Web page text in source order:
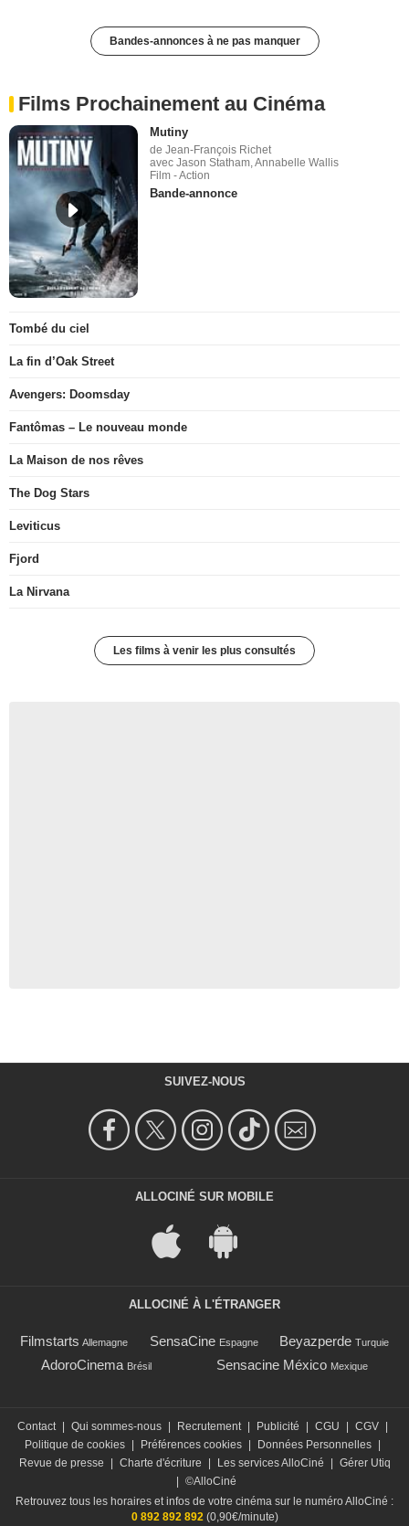
Bandes-annonces à ne pas manquer
Films Prochainement au Cinéma
Mutiny
de Jean-François Richet
avec Jason Statham, Annabelle Wallis
Film - Action
Bande-annonce
Tombé du ciel
La fin d’Oak Street
Avengers: Doomsday
Fantômas – Le nouveau monde
La Maison de nos rêves
The Dog Stars
Leviticus
Fjord
La Nirvana
Les films à venir les plus consultés
SUIVEZ-NOUS
ALLOCINÉ SUR MOBILE
ALLOCINÉ À L'ÉTRANGER
Filmstarts Allemagne SensaCine Espagne Beyazperde Turquie
AdoroCinema Brésil Sensacine México Mexique
Contact | Qui sommes-nous | Recrutement | Publicité | CGU | CGV |
Politique de cookies | Préférences cookies | Données Personnelles |
Revue de presse
| Charte d'écriture | Les services AlloCiné | Gérer Utiq
| ©AlloCiné
Retrouvez tous les horaires et infos de votre cinéma sur le numéro AlloCiné :
0 892 892 892 (0,90€/minute)